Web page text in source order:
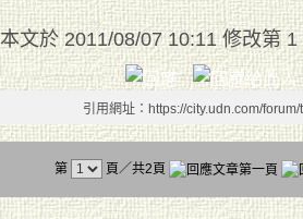
本文於2011/08/07 10:11 修改第 1
引用網址：https://city.udn.com/
第 頁／共2頁